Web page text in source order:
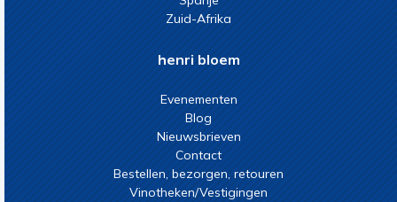
Zuid-Afrika
henri bloem
Evenementen
Blog
Nieuwsbrieven
Contact
Bestellen, bezorgen, retouren
Vinotheken/Vestigingen